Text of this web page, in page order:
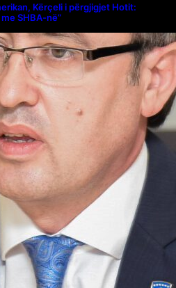
Kërçeli i përgjigjet Hotit:
SHBA-në”